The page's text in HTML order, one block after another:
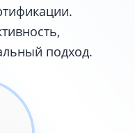
подход.